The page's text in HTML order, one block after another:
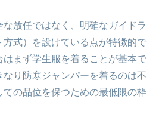
放任ではなく、明確なガイドラ
式）を設けている点が特徴的で
まず学生服を着ることが基本で
り防寒ジャンパーを着るのは不
の品位を保つための最低限の枠